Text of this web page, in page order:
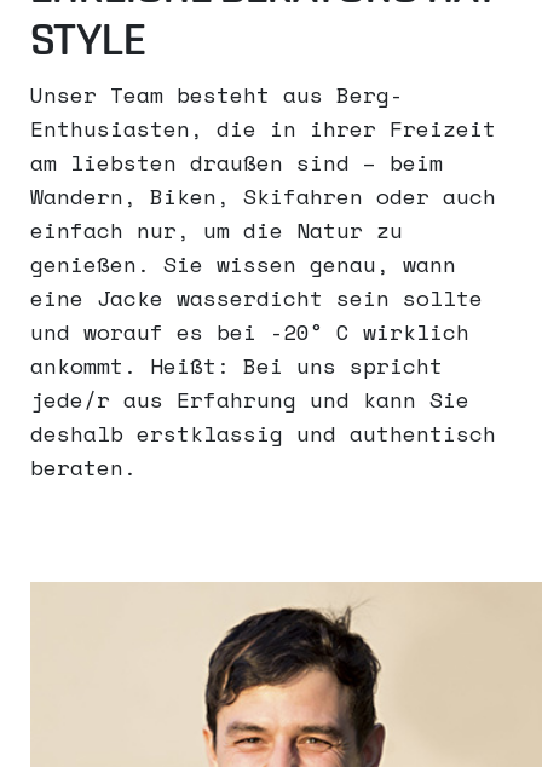
STYLE
Unser Team besteht aus Berg-
Enthusiasten, die in ihrer Freizeit
am liebsten draußen sind – beim
Wandern, Biken, Skifahren oder auch
einfach nur, um die Natur zu
genießen. Sie wissen genau, wann
eine Jacke wasserdicht sein sollte
und worauf es bei -20° C wirklich
ankommt. Heißt: Bei uns spricht
jede/r aus Erfahrung und kann Sie
deshalb erstklassig und authentisch
beraten.